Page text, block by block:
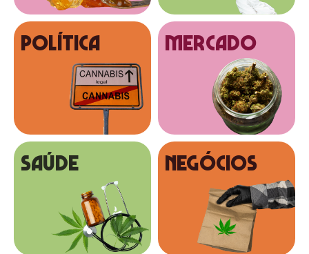
Política MERCADO
SAÚDE NEGÓCIOS